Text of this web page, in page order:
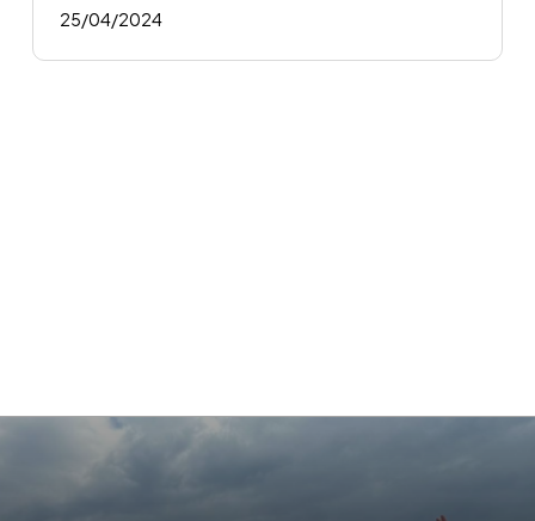
25/04/2024